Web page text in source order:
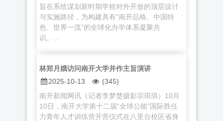
旨在系统谋划新时期学校对外开放的顶层设计
与实施路径，为构建具有“南开品格、中国特
色、世界一流”的全球化办学体系凝聚共
识。...
林郑月娥访问南开大学并作主旨演讲
2025-10-13
(345)
南开新闻网讯（记者李梦楚摄影宗琪琪）10月
10日，南开大学第十二届“全球公能”国际胜任
力青年人才训练营开营仪式在八里台校区省身